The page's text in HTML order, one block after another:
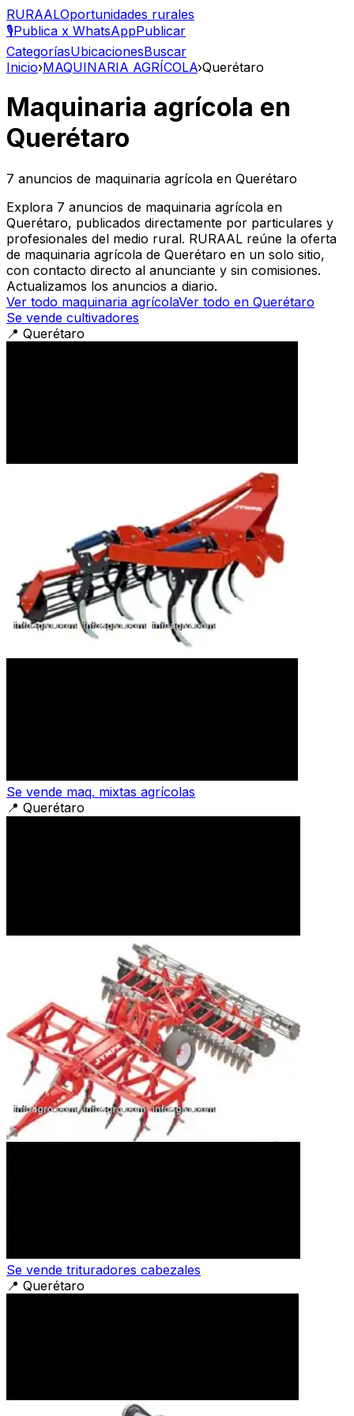
RURAALOportunidades rurales
🎙️Publica x WhatsAppPublicar
CategoríasUbicacionesBuscar
Inicio›MAQUINARIA AGRÍCOLA›Querétaro
Maquinaria agrícola en
Querétaro
7 anuncios de maquinaria agrícola en Querétaro
Explora 7 anuncios de maquinaria agrícola en
Querétaro, publicados directamente por particulares y
profesionales del medio rural. RURAAL reúne la oferta
de maquinaria agrícola de Querétaro en un solo sitio,
con contacto directo al anunciante y sin comisiones.
Actualizamos los anuncios a diario.
Ver todo maquinaria agrícolaVer todo en Querétaro
Se vende cultivadores
📍 Querétaro
Se vende maq. mixtas agrícolas
📍 Querétaro
Se vende trituradores cabezales
📍 Querétaro